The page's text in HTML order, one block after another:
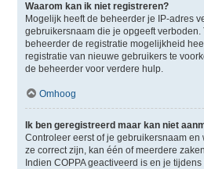
Waarom kan ik niet registreren?
Mogelijk heeft de beheerder je IP-adres
gebruikersnaam die je opgeeft verboden.
beheerder de registratie mogelijkheid
registratie van nieuwe gebruikers te
de beheerder voor verdere hulp.
Omhoog
Ik ben geregistreerd maar kan niet
Controleer eerst of je gebruikersnaam
ze correct zijn, kan één of meerdere
Indien COPPA geactiveerd is en je